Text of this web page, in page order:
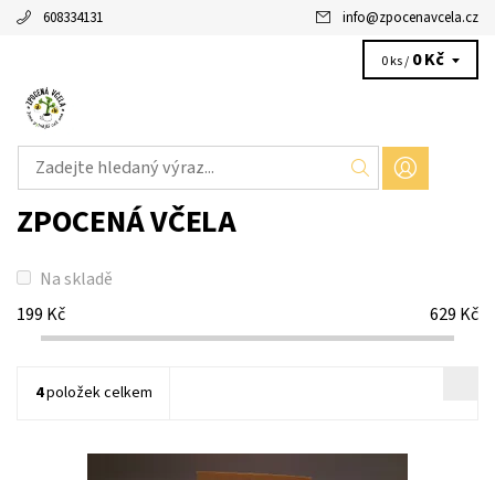
608334131 info@zpocenavcela.cz
0 ks / 0 Kč
ZPOCENÁ VČELA
Na skladě
199 Kč 629 Kč
4položek celkem